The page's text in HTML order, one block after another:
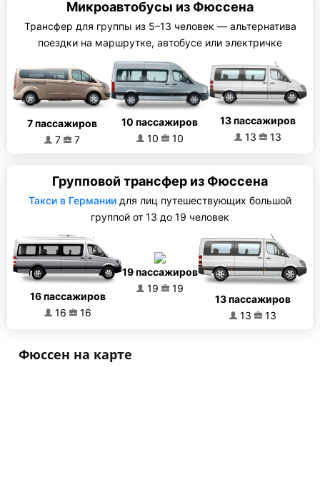
Микроавтобусы из Фюссена
Трансфер для группы из 5–13 человек — альтернатива
поездки на маршрутке, автобусе или электричке
7 пассажиров
7
7
10 пассажиров
10
10
13 пассажиров
13
13
Групповой трансфер из Фюссена
Такси в Германии для лиц путешествующих большой
группой от 13 до 19 человек
16 пассажиров
16
16
19 пассажиров
19
19
13 пассажиров
13
13
Фюссен на карте